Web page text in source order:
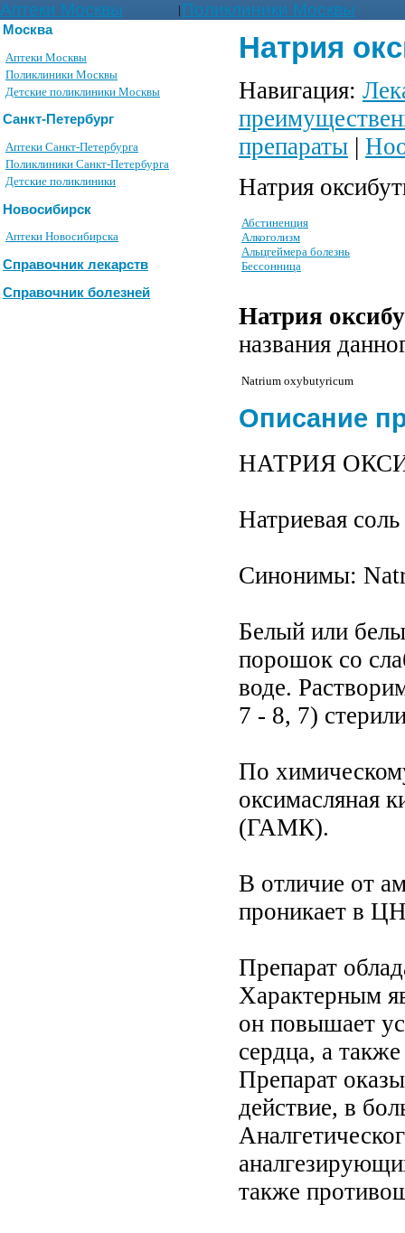
Аптеки Москвы | Поликлиники Москвы
Москва
Аптеки Москвы
Поликлиники Москвы
Детские поликлиники Москвы
Санкт-Петербург
Аптеки Санкт-Петербурга
Поликлиники Санкт-Петербурга
Детские поликлиники
Новосибирск
Аптеки Новосибирска
Справочник лекарств
Справочник болезней
Натрия
Навигация:
препараты |
Натрия
Абстиненция
Алкоголизм
Альцгеймера болезнь
Бессонница
Натрия
названия
Natrium oxybutyricum
Описание
НАТРИЯ
Натриевая
Синонимы:
Белый или
порошок со
воде.
7 - 8, 7)
По
оксимасляная
(ГАМК).
В отличие от
проникает в
Препарат
Характерным
он повышает
сердца, а
Препарат
действие, в
также